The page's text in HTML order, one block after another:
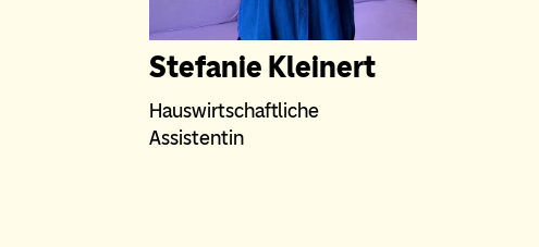
Stefanie Kleinert
Hauswirtschaftliche
Assistentin